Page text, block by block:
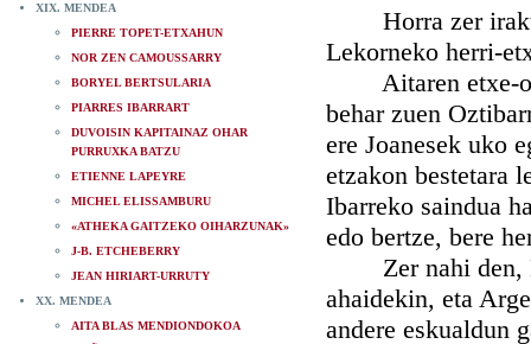
XIX. MENDEA
PIERRE TOPET-ETXAHUN
NOR ZEN CAMOUSSARRY
BORYEL BERTSULARIA
PIARRES IBARRART
DUVOISIN KAPITAINAZ OHAR
PURRUXKA BATZU
ETIENNE LAPEYRE
MICHEL ELISSAMBURU
«ATHEKA GAITZEKO OIHARZUNAK»
J-B. ETCHEBERRY
JEAN HIRIART-URRUTY
XX. MENDEA
AITA BLAS MENDIONDOKOA
Horra zer irakur
Lekorneko herri-
Aitaren etxe-
behar zuen
ere Joanesek uko
etzakon bestetara
Ibarreko saindua
edo bertze, bere
Zer nahi den,
ahaidekin, eta
andere eskualdun